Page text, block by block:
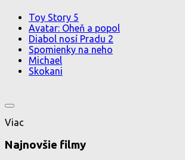
Toy Story 5
Avatar: Oheň a popol
Diabol nosí Pradu 2
Spomienky na neho
Michael
Skokani
Viac
Najnovšie filmy